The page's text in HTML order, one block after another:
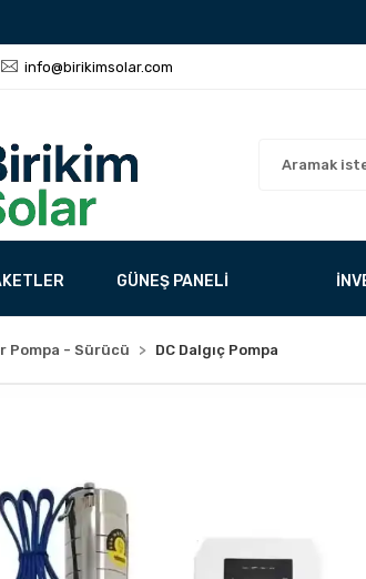
info@birikimsolar.com
GÜNEŞ PANELİ
Pompa - Sürücü DC Dalgıç Pompa